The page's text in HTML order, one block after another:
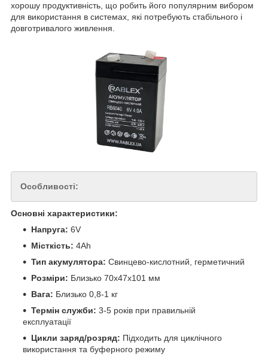
хорошу продуктивність, що робить його популярним вибором
для використання в системах, які потребують стабільного і
довготривалого живлення.
Особливості:
Основні характеристики:
Напруга: 6V
Місткість: 4Ah
Тип акумулятора: Свинцево-кислотний, герметичний
Розміри: Близько 70x47x101 мм
Вага: Близько 0,8-1 кг
Термін служби: 3-5 років при правильній
експлуатації
Цикли заряд/розряд: Підходить для циклічного
використання та буферного режиму